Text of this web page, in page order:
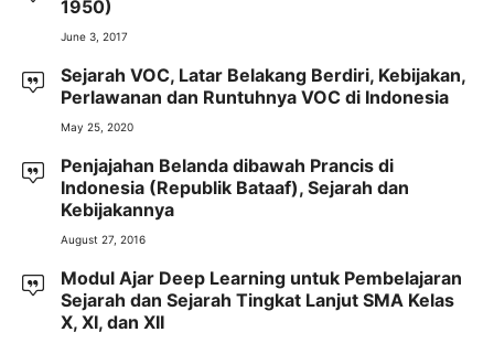
1950)
June 3, 2017
Sejarah VOC, Latar Belakang Berdiri, Kebijakan,
Perlawanan dan Runtuhnya VOC di Indonesia
May 25, 2020
Penjajahan Belanda dibawah Prancis di
Indonesia (Republik Bataaf), Sejarah dan
Kebijakannya
August 27, 2016
Modul Ajar Deep Learning untuk Pembelajaran
Sejarah dan Sejarah Tingkat Lanjut SMA Kelas
X, XI, dan XII